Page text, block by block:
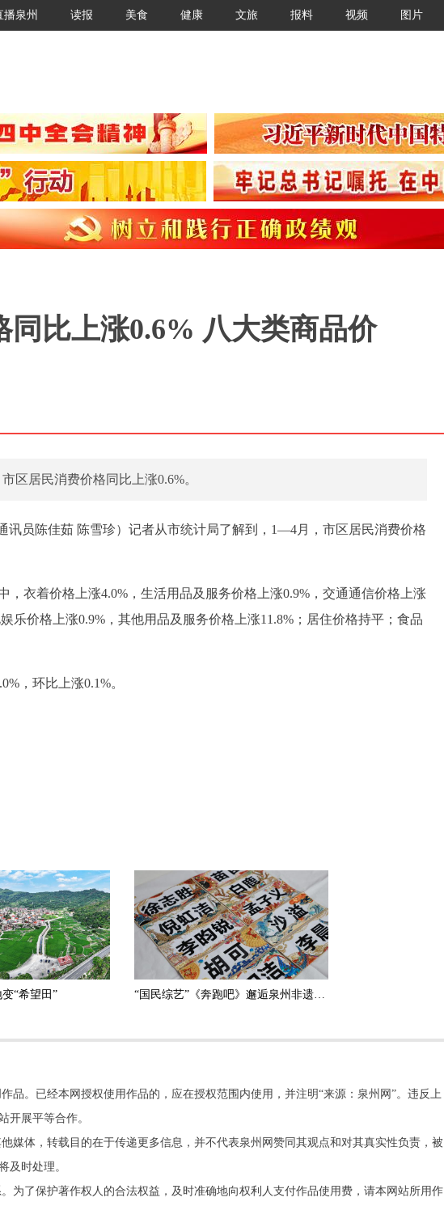
播泉州 读报 美食 健康 文旅 报料 视频 图片
比上涨0.6% 八大类商品价
区居民消费价格同比上涨0.6%。
讯员陈佳茹 陈雪珍）记者从市统计局了解到，1—4月，市区居民消费价格
，衣着价格上涨4.0%，生活用品及服务价格上涨0.9%，交通通信价格上涨
乐价格上涨0.9%，其他用品及服务价格上涨11.8%；居住价格持平；食品
，环比上涨0.1%。
“希望田” “国民综艺”《奔跑吧》邂逅泉州非遗“天团”
。已经本网授权使用作品的，应在授权范围内使用，并注明“来源：泉州网”。违反上
开展平等合作。
媒体，转载目的在于传递更多信息，并不代表泉州网赞同其观点和对其真实性负责，被
及时处理。
为了保护著作权人的合法权益，及时准确地向权利人支付作品使用费，请本网站所用作